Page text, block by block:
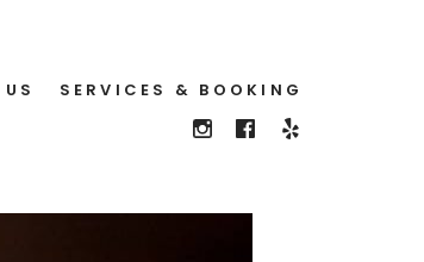
SERVICES & BOOKING
FOLLOWFOLLOW
SEE